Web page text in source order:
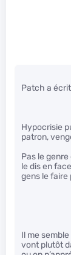
Patch a
Hypocrisie
patron,
Pas le genre
le dis en
gens le faire
Il me
vont plutôt